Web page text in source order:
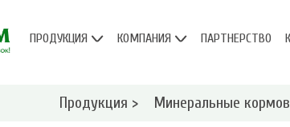
ПРОДУКЦИЯ КОМПАНИЯ ПАРТНЕРСТВО
Продукция > Минеральные